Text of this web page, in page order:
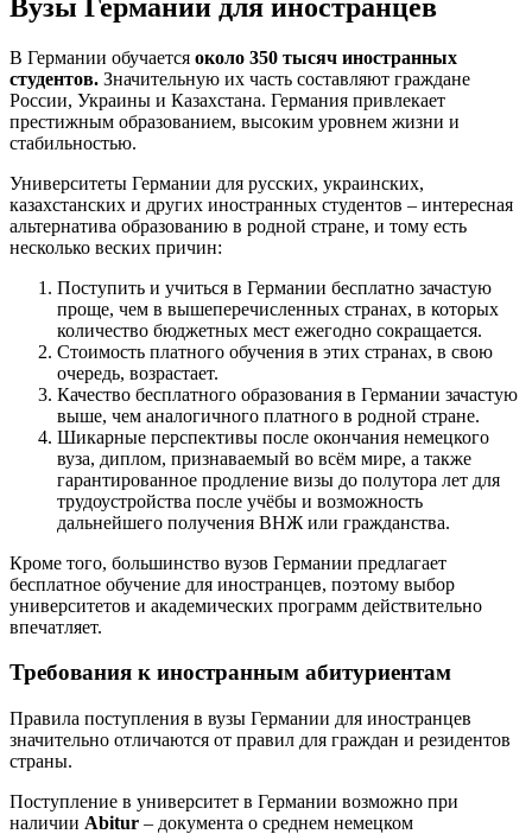
Вузы Германии для иностранцев
В Германии обучается около 350 тысяч иностранных
студентов. Значительную их часть составляют граждане
России, Украины и Казахстана. Германия привлекает
престижным образованием, высоким уровнем жизни и
стабильностью.
Университеты Германии для русских, украинских,
казахстанских и других иностранных студентов – интересная
альтернатива образованию в родной стране, и тому есть
несколько веских причин:
Поступить и учиться в Германии бесплатно зачастую
проще, чем в вышеперечисленных странах, в которых
количество бюджетных мест ежегодно сокращается.
Стоимость платного обучения в этих странах, в свою
очередь, возрастает.
Качество бесплатного образования в Германии зачастую
выше, чем аналогичного платного в родной стране.
Шикарные перспективы после окончания немецкого
вуза, диплом, признаваемый во всём мире, а также
гарантированное продление визы до полутора лет для
трудоустройства после учёбы и возможность
дальнейшего получения ВНЖ или гражданства.
Кроме того, большинство вузов Германии предлагает
бесплатное обучение для иностранцев, поэтому выбор
университетов и академических программ действительно
впечатляет.
Требования к иностранным абитуриентам
Правила поступления в вузы Германии для иностранцев
значительно отличаются от правил для граждан и резидентов
страны.
Поступление в университет в Германии возможно при
наличии Abitur – документа о среднем немецком